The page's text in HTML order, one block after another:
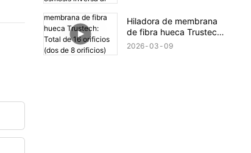
Hiladora de membrana
de fibra hueca Trustech:
Total de 16 orificios (dos
2026 03 09